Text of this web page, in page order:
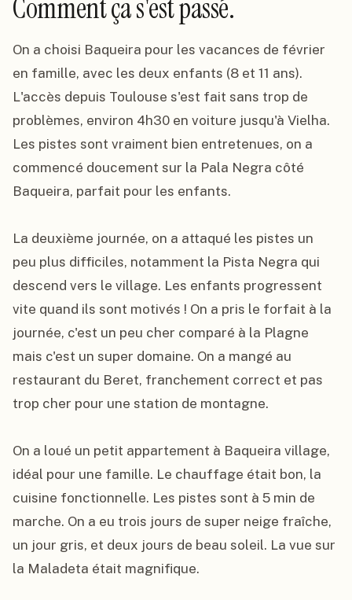
Comment ça s'est passé.
On a choisi Baqueira pour les vacances de février
en famille, avec les deux enfants (8 et 11 ans).
L'accès depuis Toulouse s'est fait sans trop de
problèmes, environ 4h30 en voiture jusqu'à Vielha.
Les pistes sont vraiment bien entretenues, on a
commencé doucement sur la Pala Negra côté
Baqueira, parfait pour les enfants.
La deuxième journée, on a attaqué les pistes un
peu plus difficiles, notamment la Pista Negra qui
descend vers le village. Les enfants progressent
vite quand ils sont motivés ! On a pris le forfait à la
journée, c'est un peu cher comparé à la Plagne
mais c'est un super domaine. On a mangé au
restaurant du Beret, franchement correct et pas
trop cher pour une station de montagne.
On a loué un petit appartement à Baqueira village,
idéal pour une famille. Le chauffage était bon, la
cuisine fonctionnelle. Les pistes sont à 5 min de
marche. On a eu trois jours de super neige fraîche,
un jour gris, et deux jours de beau soleil. La vue sur
la Maladeta était magnifique.